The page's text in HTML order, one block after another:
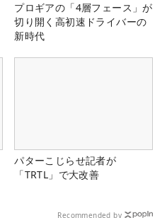
プロギアの「4層フェース」が
切り開く高初速ドライバーの
新時代
パターこじらせ記者が
「TRTL」で大改善
Recommended by